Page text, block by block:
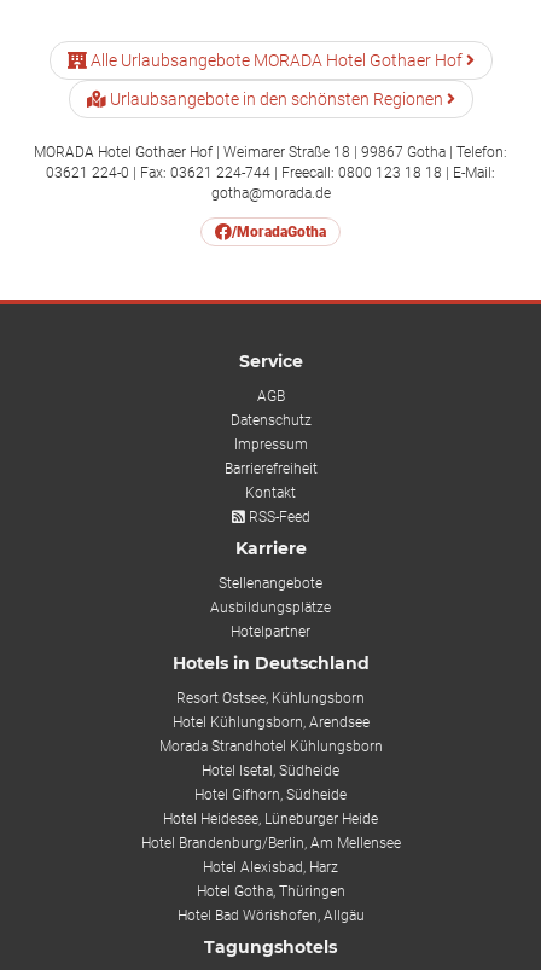
Alle Urlaubsangebote MORADA Hotel Gothaer Hof
Urlaubsangebote in den schönsten Regionen
MORADA Hotel Gothaer Hof | Weimarer Straße 18 | 99867 Gotha | Telefon:
03621 224-0 | Fax: 03621 224-744 | Freecall: 0800 123 18 18 | E-Mail:
gotha@morada.de
/MoradaGotha
Service
AGB
Datenschutz
Impressum
Barrierefreiheit
Kontakt
RSS-Feed
Karriere
Stellenangebote
Ausbildungsplätze
Hotelpartner
Hotels in Deutschland
Resort Ostsee, Kühlungsborn
Hotel Kühlungsborn, Arendsee
Morada Strandhotel Kühlungsborn
Hotel Isetal, Südheide
Hotel Gifhorn, Südheide
Hotel Heidesee, Lüneburger Heide
Hotel Brandenburg/Berlin, Am Mellensee
Hotel Alexisbad, Harz
Hotel Gotha, Thüringen
Hotel Bad Wörishofen, Allgäu
Tagungshotels